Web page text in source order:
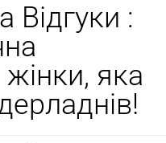
Відгуки :
яка